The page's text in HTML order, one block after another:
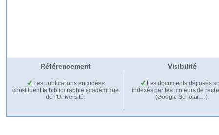
Référencement Visibilité
Les publications encodées
constituent la bibliographie académique
de l'Université.
Les documents déposés
indexés par les moteurs de
(Google Scholar,…).